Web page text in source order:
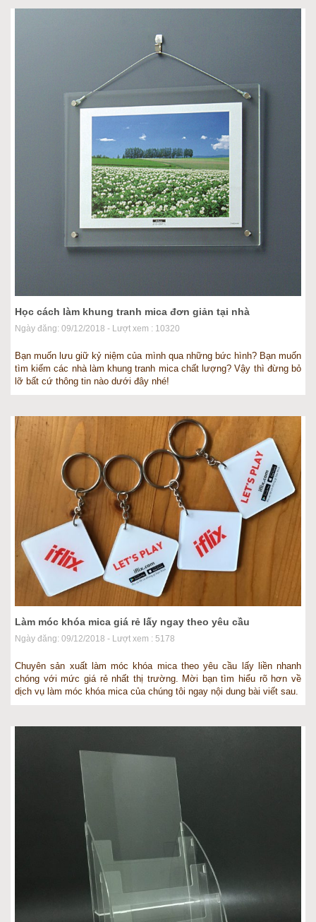
Học cách làm khung tranh mica đơn giản tại nhà
Ngày đăng: 09/12/2018 - Lượt xem : 10320
Bạn muốn lưu giữ kỷ niệm của mình qua những bức hình? Bạn muốn
tìm kiếm các nhà làm khung tranh mica chất lượng? Vậy thì đừng bỏ
lỡ bất cứ thông tin nào dưới đây nhé!
Làm móc khóa mica giá rẻ lấy ngay theo yêu cầu
Ngày đăng: 09/12/2018 - Lượt xem : 5178
Chuyên sản xuất làm móc khóa mica theo yêu cầu lấy liền nhanh
chóng với mức giá rẻ nhất thị trường. Mời bạn tìm hiểu rõ hơn về
dịch vụ làm móc khóa mica của chúng tôi ngay nội dung bài viết sau.